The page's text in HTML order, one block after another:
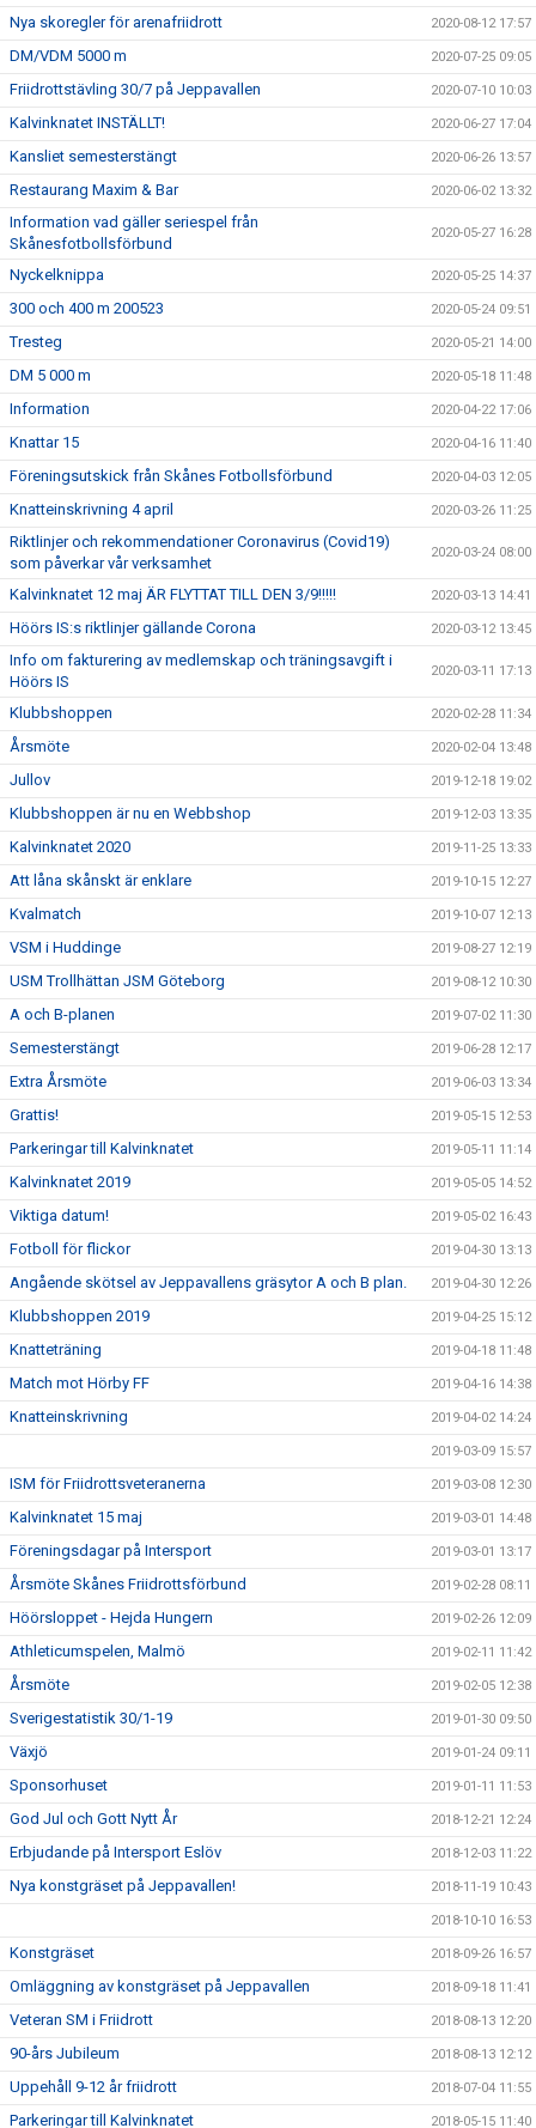
Nya skoregler för arenafriidrott 2020-08-12 17:57
DM/VDM 5000 m 2020-07-25 09:05
Friidrottstävling 30/7 på Jeppavallen 2020-07-10 10:03
Kalvinknatet INSTÄLLT! 2020-06-27 17:04
Kansliet semesterstängt 2020-06-26 13:57
Restaurang Maxim & Bar 2020-06-02 13:32
Information vad gäller seriespel från
Skånesfotbollsförbund
2020-05-27 16:28
Nyckelknippa 2020-05-25 14:37
300 och 400 m 200523 2020-05-24 09:51
Tresteg 2020-05-21 14:00
DM 5 000 m 2020-05-18 11:48
Information 2020-04-22 17:06
Knattar 15 2020-04-16 11:40
Föreningsutskick från Skånes Fotbollsförbund 2020-04-03 12:05
Knatteinskrivning 4 april 2020-03-26 11:25
Riktlinjer och rekommendationer Coronavirus (Covid19)
som påverkar vår verksamhet
2020-03-24 08:00
Kalvinknatet 12 maj ÄR FLYTTAT TILL DEN 3/9!!!!! 2020-03-13 14:41
Höörs IS:s riktlinjer gällande Corona 2020-03-12 13:45
Info om fakturering av medlemskap och träningsavgift i
Höörs IS
2020-03-11 17:13
Klubbshoppen 2020-02-28 11:34
Årsmöte 2020-02-04 13:48
Jullov 2019-12-18 19:02
Klubbshoppen är nu en Webbshop 2019-12-03 13:35
Kalvinknatet 2020 2019-11-25 13:33
Att låna skånskt är enklare 2019-10-15 12:27
Kvalmatch 2019-10-07 12:13
VSM i Huddinge 2019-08-27 12:19
USM Trollhättan JSM Göteborg 2019-08-12 10:30
A och B-planen 2019-07-02 11:30
Semesterstängt 2019-06-28 12:17
Extra Årsmöte 2019-06-03 13:34
Grattis! 2019-05-15 12:53
Parkeringar till Kalvinknatet 2019-05-11 11:14
Kalvinknatet 2019 2019-05-05 14:52
Viktiga datum! 2019-05-02 16:43
Fotboll för flickor 2019-04-30 13:13
Angående skötsel av Jeppavallens gräsytor A och B plan. 2019-04-30 12:26
Klubbshoppen 2019 2019-04-25 15:12
Knatteträning 2019-04-18 11:48
Match mot Hörby FF 2019-04-16 14:38
Knatteinskrivning 2019-04-02 14:24
2019-03-09 15:57
ISM för Friidrottsveteranerna 2019-03-08 12:30
Kalvinknatet 15 maj 2019-03-01 14:48
Föreningsdagar på Intersport 2019-03-01 13:17
Årsmöte Skånes Friidrottsförbund 2019-02-28 08:11
Höörsloppet - Hejda Hungern 2019-02-26 12:09
Athleticumspelen, Malmö 2019-02-11 11:42
Årsmöte 2019-02-05 12:38
Sverigestatistik 30/1-19 2019-01-30 09:50
Växjö 2019-01-24 09:11
Sponsorhuset 2019-01-11 11:53
God Jul och Gott Nytt År 2018-12-21 12:24
Erbjudande på Intersport Eslöv 2018-12-03 11:22
Nya konstgräset på Jeppavallen! 2018-11-19 10:43
2018-10-10 16:53
Konstgräset 2018-09-26 16:57
Omläggning av konstgräset på Jeppavallen 2018-09-18 11:41
Veteran SM i Friidrott 2018-08-13 12:20
90-års Jubileum 2018-08-13 12:12
Uppehåll 9-12 år friidrott 2018-07-04 11:55
Parkeringar till Kalvinknatet 2018-05-15 11:40